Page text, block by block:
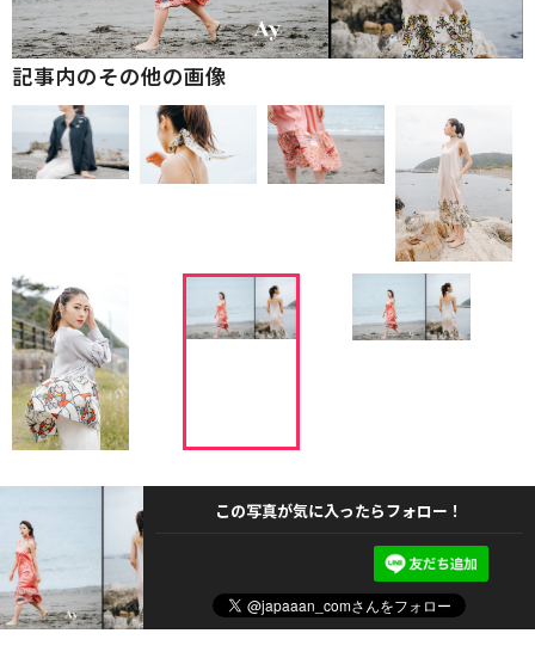
記事内のその他の画像
この写真が気に入ったらフォロー！